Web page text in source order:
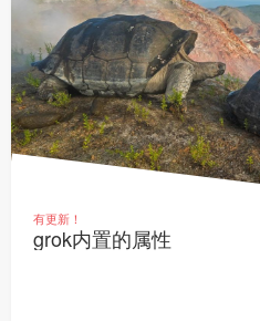
有更新！
grok内置的属性